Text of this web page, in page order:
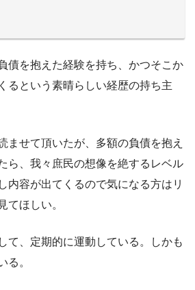
債を抱えた経験を持ち、かつそこか
るという素晴らしい経歴の持ち主
ませて頂いたが、多額の負債を抱え
ら、我々庶民の想像を絶するレベル
内容が出てくるので気になる方はリ
てほしい。
て、定期的に運動している。しかも
る。